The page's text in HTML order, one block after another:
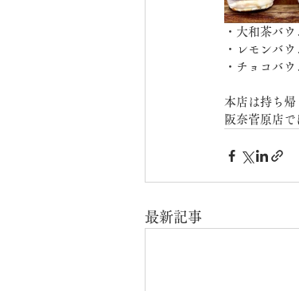
・大和茶バウ
・レモンバウ
・チョコバ
本店は持ち帰
阪奈菅原店
最新記事